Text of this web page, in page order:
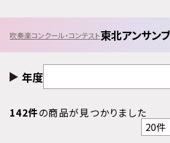
吹奏楽コンクール・コンテスト東北アンサン
年度
142件の商品が見つかりました